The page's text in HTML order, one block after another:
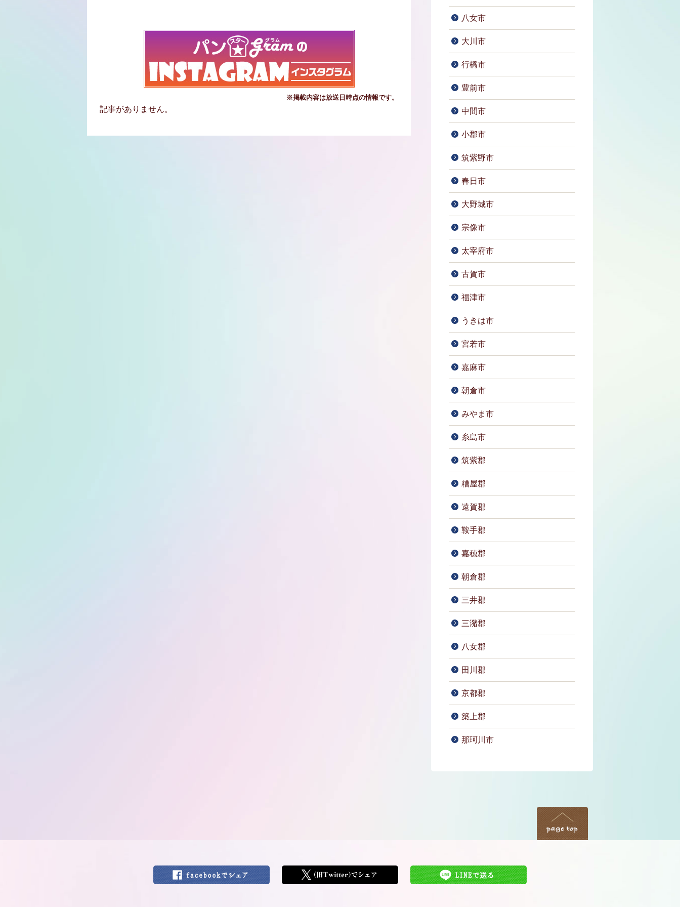
※掲載内容は放送日時点の情報です。
記事がありません。
八女市
大川市
行橋市
豊前市
中間市
小郡市
筑紫野市
春日市
大野城市
宗像市
太宰府市
古賀市
福津市
うきは市
宮若市
嘉麻市
朝倉市
みやま市
糸島市
筑紫郡
糟屋郡
遠賀郡
鞍手郡
嘉穂郡
朝倉郡
三井郡
三潴郡
八女郡
田川郡
京都郡
築上郡
那珂川市